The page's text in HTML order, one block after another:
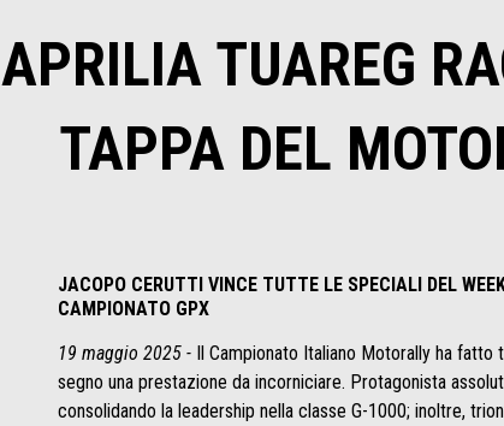
APRILIA TUAREG
TAPPA DEL
JACOPO CERUTTI VINCE TUTTE LE SPECIALI DEL
CAMPIONATO GPX
19 maggio 2025 - Il Campionato Italiano Motorally ha fatto
segno una prestazione da incorniciare. Protagonista
consolidando la leadership nella classe G-1000; inoltre,